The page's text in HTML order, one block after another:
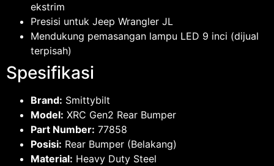
ekstrim
Presisi untuk Jeep Wrangler JL
Mendukung pemasangan lampu LED 9 inci (dijual
terpisah)
Spesifikasi
Brand: Smittybilt
Model: XRC Gen2 Rear Bumper
Part Number: 77858
Posisi: Rear Bumper (Belakang)
Material: Heavy Duty Steel